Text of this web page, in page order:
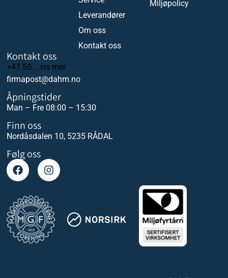
Leverandører
Om oss
Kontakt oss
Miljøpolicy
Kontakt oss
+47 55 ...vis mer
firmapost@dahm.no
Åpningstider
Man – Fre 08:00 – 15:30
Finn oss
Nordåsdalen 10, 5235 RÅDAL
Følg oss